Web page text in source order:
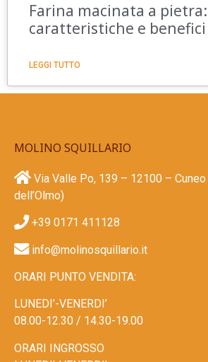
Farina macinata a pietra:
caratteristiche e benefici
LEGGI TUTTO
MOLINO SQUILLARIO
Via Valle Po, 139 – 12100 –
dell’Olmo)
+39 0171 411128​
info@molinosquillario.it
ORARI PUNTO VENDITA:
LUNEDI’-VENERDI’
08.00-12.30 / 14.30-19.00
ORARI INGROSSO